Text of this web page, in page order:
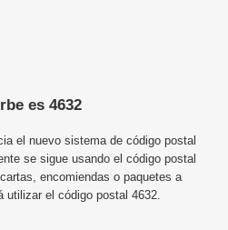
es 4632
el nuevo sistema de código postal
se sigue usando el código postal
encomiendas o paquetes a
utilizar el código postal 4632.